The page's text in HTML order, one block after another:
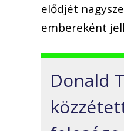
elődjét
embereként
Donald